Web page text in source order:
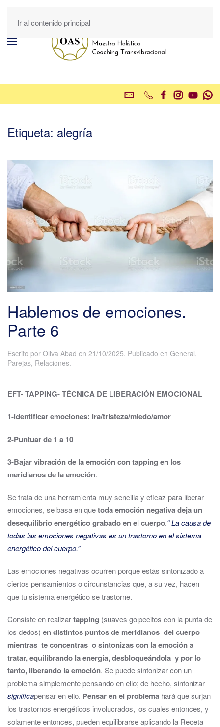
Ir al contenido principal
Etiqueta: alegría
Hablemos de emociones.
Parte 6
Escrito por Oliva Abad en 21/10/2025. Publicado en General,
Parejas, Relaciones.
EFT- TAPPING- TÉCNICA DE LIBERACIÓN EMOCIONAL
1-identificar emociones: ira/tristeza/miedo/amor
2-Puntuar de 1 a 10
3-Bajar vibración de la emoción con tapping en los
meridianos de la emoción.
Se trata de una herramienta muy sencilla y eficaz para liberar
emociones, se basa en quetoda emoción negativa deja un
desequilibrio energético grabado en el cuerpo.“ La causa de
todas las emociones negativas es un trastorno en el sistema
energético del cuerpo.”
Las emociones negativas ocurren porque estás sintonizado a
ciertos pensamientos o circunstancias que, a su vez, hacen
que tu sistema energético se trastorne.
Consiste en realizartapping (suaves golpecitos con la punta de
los dedos) en distintos puntos de meridianos del cuerpo
mientras te concentras o sintonizas con la emoción a
tratar, equilibrando la energía, desbloqueándola y por lo
tanto, liberando la emoción. Se puede sintonizar con un
problema simplemente pensando en ello; de hecho, sintonizar
significapensar en ello. Pensar en el problema hará que surjan
los trastornos energéticos involucrados, los cuales entonces, y
solamente entonces, pueden equilibrarse aplicando la Receta